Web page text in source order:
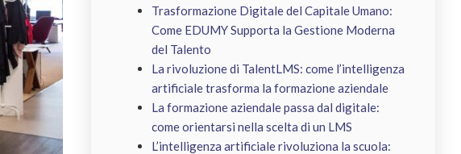
Trasformazione Digitale del Capitale Umano:
Come EDUMY Supporta la Gestione Moderna
del Talento
La rivoluzione di TalentLMS: come l’intelligenza
artificiale trasforma la formazione aziendale
La formazione aziendale passa dal digitale:
come orientarsi nella scelta di un LMS
L’intelligenza artificiale rivoluziona la scuola: